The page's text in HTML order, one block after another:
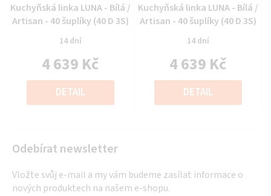
Průměrné
hodnocení
produktu
je
0,0
z
5
Kuchyňská linka LUNA - Bílá /
Artisan - 40 šuplíky (40 D 3S)
14 dní
4 639 Kč
Měrná
cena:
DETAIL
Průměrné
hodnocení
produktu
je
0,0
z
5
Kuchyňská linka LUNA - Bílá /
Artisan - 40 šuplíky (40 D 3S)
14 dní
4 639 Kč
Měrná
cena:
DETAIL
Odebírat newsletter
Vložte svůj e-mail a my vám budeme zasílat informace o
nových produktech na našem e-shopu.